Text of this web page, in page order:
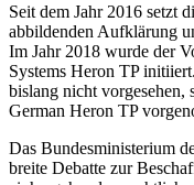
Seit dem Jahr 2016 setzt
abbildenden Aufklärung
Im Jahr 2018 wurde der
Systems Heron TP
bislang nicht vorgesehen,
German Heron TP
Das Bundesministerium
breite Debatte zur